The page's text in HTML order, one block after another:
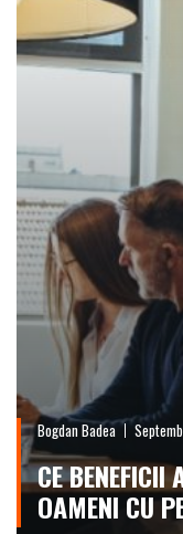
Bogdan Badea
CE
OAMENI CU